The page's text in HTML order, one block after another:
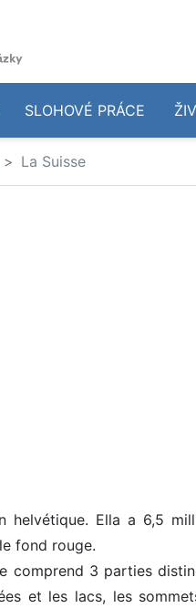
SLOHOVÉ PRÁCE
La Suisse
Ella a 6,5
fond rouge.
comprend 3 parties
et les lacs, les